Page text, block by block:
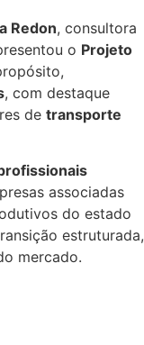
Redon, consultora
o Projeto
, com destaque
de transporte
associadas
do estado
estruturada,
mercado.